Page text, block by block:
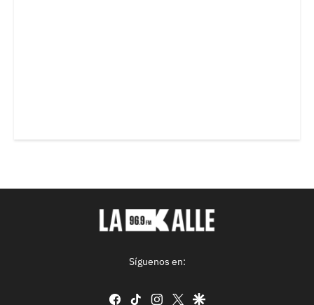
Síguenos en:
facebook
tiktok instagram
twittergoogle